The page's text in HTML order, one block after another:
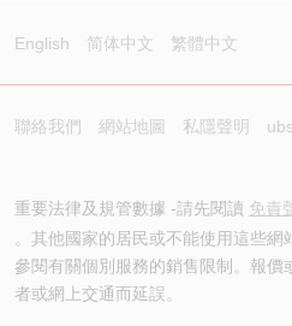
English 简体中文 繁體中文
聯絡我們 網站地圖 私隱聲明
重要法律及規管數據 -請先閱讀 免責
。其他國家的居民或不能使用這些
參閱有關個別服務的銷售限制。報價
者或網上交通而延誤。